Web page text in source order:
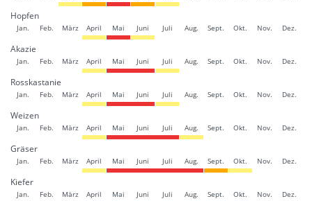
Hopfen
Jan. Feb. März April Mai Juni Juli Aug. Sept. Okt. Nov. Dez.
Akazie
Jan. Feb. März April Mai Juni Juli Aug. Sept. Okt. Nov. Dez.
Rosskastanie
Jan. Feb. März April Mai Juni Juli Aug. Sept. Okt. Nov. Dez.
Weizen
Jan. Feb. März April Mai Juni Juli Aug. Sept. Okt. Nov. Dez.
Gräser
Jan. Feb. März April Mai Juni Juli Aug. Sept. Okt. Nov. Dez.
Kiefer
Jan. Feb. März April Mai Juni Juli Aug. Sept. Okt. Nov. Dez.